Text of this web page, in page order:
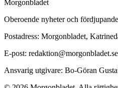
Morgonbladet
Oberoende nyheter och
Postadress: Morgonbladet,
E-post: redaktion@morgonbladet.se
Ansvarig utgivare: Bo-Göran